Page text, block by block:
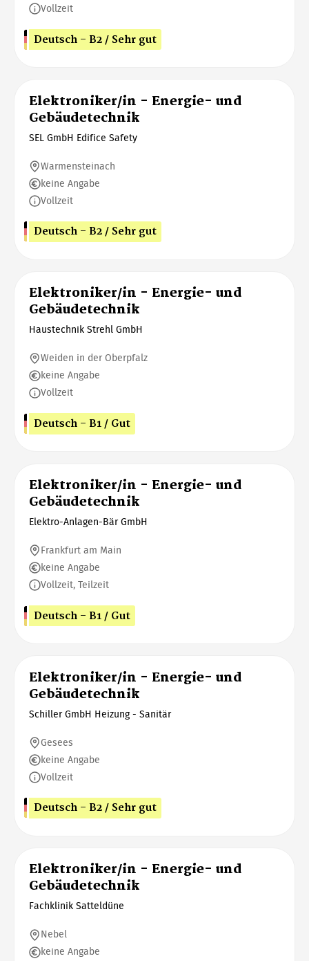
Vollzeit
Deutsch - B2 / Sehr gut
Elektroniker/in - Energie- und
Gebäudetechnik
SEL GmbH Edifice Safety
Warmensteinach
keine Angabe
Vollzeit
Deutsch - B2 / Sehr gut
Elektroniker/in - Energie- und
Gebäudetechnik
Haustechnik Strehl GmbH
Weiden in der Oberpfalz
keine Angabe
Vollzeit
Deutsch - B1 / Gut
Elektroniker/in - Energie- und
Gebäudetechnik
Elektro-Anlagen-Bär GmbH
Frankfurt am Main
keine Angabe
Vollzeit, Teilzeit
Deutsch - B1 / Gut
Elektroniker/in - Energie- und
Gebäudetechnik
Schiller GmbH Heizung - Sanitär
Gesees
keine Angabe
Vollzeit
Deutsch - B2 / Sehr gut
Elektroniker/in - Energie- und
Gebäudetechnik
Fachklinik Satteldüne
Nebel
keine Angabe